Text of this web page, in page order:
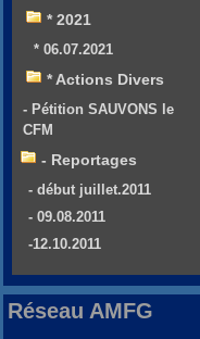
* 2021
* 06.07.2021
* Actions Divers
- Pétition SAUVONS le
CFM
- Reportages
- début juillet.2011
- 09.08.2011
-12.10.2011
Réseau AMFG